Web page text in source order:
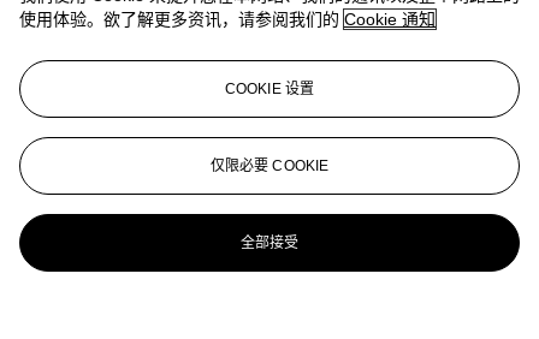
使用体验。欲了解更多资讯，请参阅我们的 Cookie 通知
COOKIE 设置
仅限必要 COOKIE
全部接受